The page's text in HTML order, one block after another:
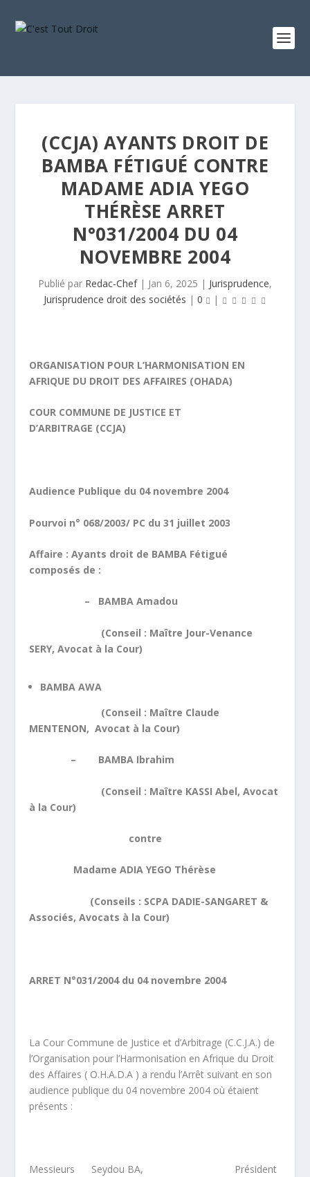
(CCJA) AYANTS DROIT DE
BAMBA FÉTIGUÉ CONTRE
MADAME ADIA YEGO
THÉRÈSE ARRET
N°031/2004 DU 04
NOVEMBRE 2004
Publié par Redac-Chef| Jan 6, 2025 | Jurisprudence,
Jurisprudence droit des sociétés | 0 |
ORGANISATION POUR L’HARMONISATION EN
AFRIQUE DU DROIT DES AFFAIRES (OHADA)
COUR COMMUNE DE JUSTICE ET
D’ARBITRAGE (CCJA)
Audience Publique du 04 novembre 2004
Pourvoi n° 068/2003/ PC du 31 juillet 2003
Affaire : Ayants droit de BAMBA Fétigué
composés de :
– BAMBA Amadou
(Conseil : Maître Jour-Venance
SERY, Avocat à la Cour)
BAMBA AWA
(Conseil : Maître Claude
MENTENON, Avocat à la Cour)
– BAMBA Ibrahim
(Conseil : Maître KASSI Abel, Avocat
à la Cour)
contre
Madame ADIA YEGO Thérèse
(Conseils : SCPA DADIE-SANGARET &
Associés, Avocats à la Cour)
ARRET N°031/2004 du 04 novembre 2004
La Cour Commune de Justice et d’Arbitrage (C.C.J.A.) de
l’Organisation pour l’Harmonisation en Afrique du Droit
des Affaires ( O.H.A.D.A ) a rendu l’Arrêt suivant en son
audience publique du 04 novembre 2004 où étaient
présents :
Messieurs Seydou BA, Président